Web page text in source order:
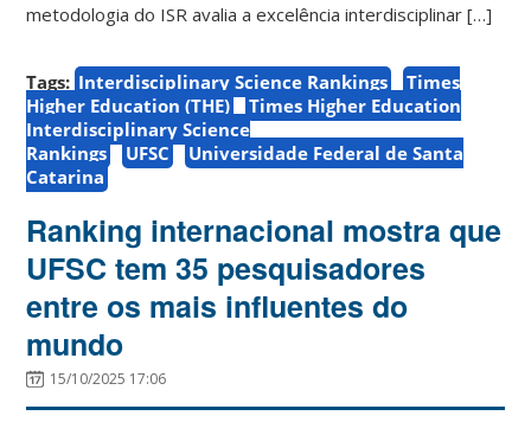
metodologia do ISR avalia a excelência interdisciplinar […]
Tags: Interdisciplinary Science Rankings
Times
Higher Education (THE)
Times Higher Education
Interdisciplinary Science
Rankings
UFSC
Universidade Federal de Santa
Catarina
Ranking internacional mostra que
UFSC tem 35 pesquisadores
entre os mais influentes do
mundo
15/10/2025 17:06